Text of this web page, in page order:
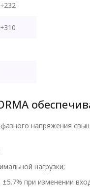
напряжения
нагрузки;
при изменении